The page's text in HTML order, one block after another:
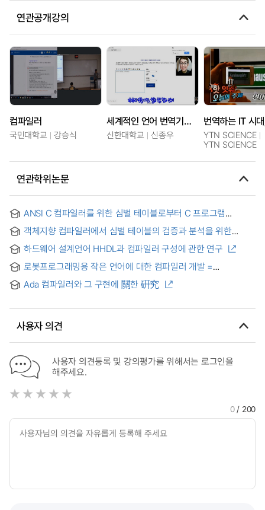
연관공개강의
컴파일러
국민대학교 강승식
세계적인 언어 번역기들을 각기 앱을 따로 설치할 필요없이 온라인에서 원클릭만으로 번역하는 법
신한대학교 신종우
YTN SCIENCE
YTN SCIENCE
연관학위논문
ANSI C 컴파일러를 위한 심벌 테이블로부터 C 프로그램
from Symbol Table for ANSI C Compiler
객체지향 컴파일러에서 심벌 테이블의 검증과 분석을 위한
the Detranslator for Verification and Analysis of Symbol
Tables in the Object-oriented Compiler
하드웨어 설계언어 HHDL과 컴파일러 구성에 관한 연구
로봇프로그래밍용 작은 언어에 대한 컴파일러 개발 =
Development of a Tiny Language Compiler for Robot
Programming
Ada 컴파일러와 그 구현에 關한 硏究
사용자 의견
사용자 의견등록 및 강의평가를 위해서는 로그인을
해주세요.
0/ 200